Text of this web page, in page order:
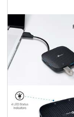
ΕΙΣΟΔΟΣ
ΚΑΛΑΘΙ-ΑΓΟΡΩΝ
ΠΟΙΟΙ ΕΙΜΑΣΤΕ